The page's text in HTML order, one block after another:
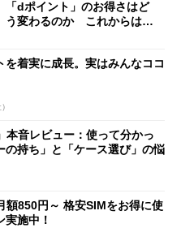
「dポイント」のお得さはど
う変わるのか これからは
を着実に成長。実はみんなココ
本音レビュー：使って分かっ
の持ち」と「ケース選び」の悩
額850円～ 格安SIMをお得に使
実施中！